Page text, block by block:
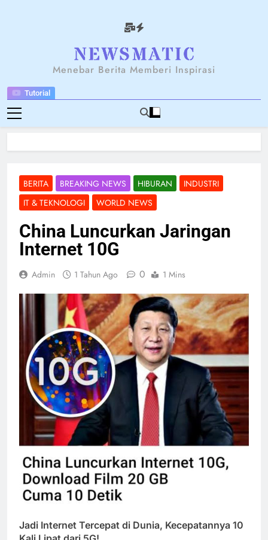
Tutorial
NEWSANTARA
Menebar Berita Memberi Inspirasi
BERITA BREAKING NEWS HIBURAN
INDUSTRI
IT & TEKNOLOGI
WORLD NEWS
China Luncurkan Jaringan
Internet 10G
Admin 1 Tahun Ago 0 1 Mins
Jadi Internet Tercepat di Dunia, Kecepatannya 10